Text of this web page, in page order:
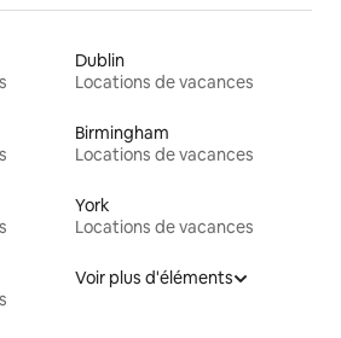
Dublin
Locations de vacances
Birmingham
Locations de vacances
York
Locations de vacances
Voir plus d'éléments